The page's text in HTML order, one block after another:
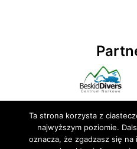
Ta strona korzysta z
najwyższym poziomie.
oznacza, że zgadzasz się